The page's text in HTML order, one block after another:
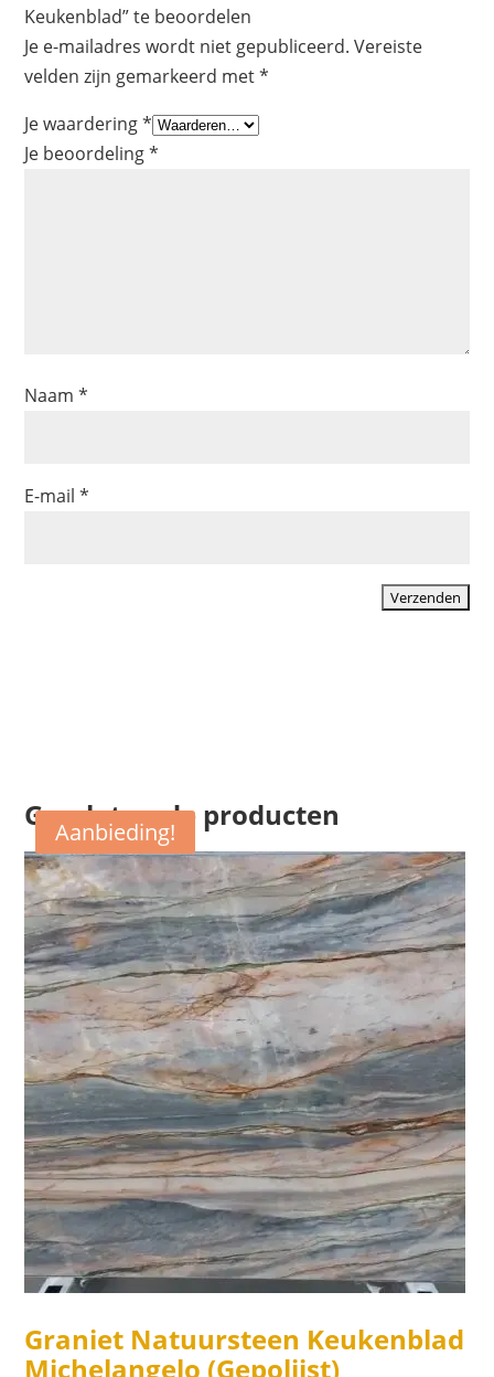
Keukenblad” te beoordelen
Je e-mailadres wordt niet gepubliceerd. Vereiste
velden zijn gemarkeerd met*
Je waardering*
Je beoordeling*
Naam*
E-mail*
Gerelateerde producten
Graniet Natuursteen Keukenblad
Michelangelo (Gepolijst)
Aanbieding!